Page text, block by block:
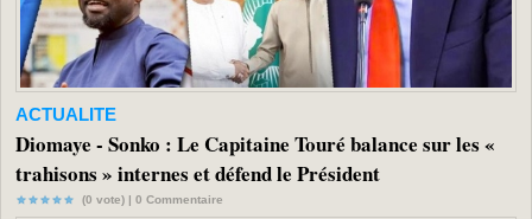
ACTUALITE
Diomaye - Sonko : Le Capitaine Touré balance sur les «
trahisons » internes et défend le Président
(0 vote) | 0 Commentaire